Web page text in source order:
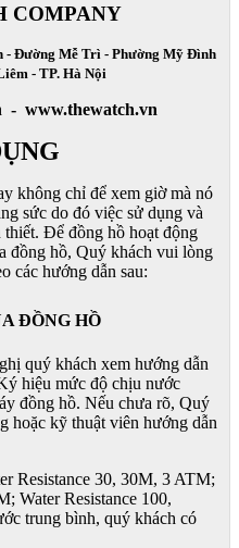
COMPANY
Đường Mễ Trì - Phường Mỹ Đình
- TP. Hà Nội
- www.thewatch.vn
không chỉ để xem giờ mà nó
sức do đó việc sử dụng và
thiết. Để đồng hồ hoạt động
đồng hồ, Quý khách vui lòng
các hướng dẫn sau:
ĐỒNG HỒ
quý khách xem hướng dẫn
hiệu mức độ chịu nước
đồng hồ. Nếu chưa rõ, Quý
hoặc kỹ thuật viên hướng dẫn
Resistance 30, 30M, 3 ATM;
Water Resistance 100,
trung bình, quý khách có